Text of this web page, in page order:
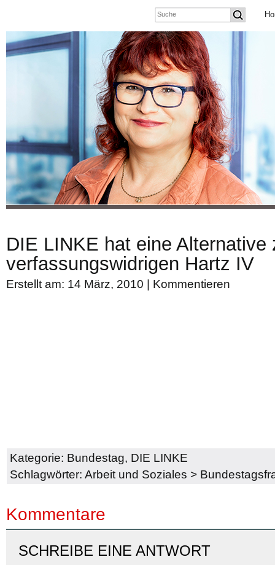
DIE LINKE hat eine Alternative
verfassungswidrigen Hartz IV
Erstellt am: 14 März, 2010 | Kommentieren
Kategorie: Bundestag, DIE LINKE
Schlagwörter: Arbeit und Soziales >
Kommentare
SCHREIBE EINE ANTWORT